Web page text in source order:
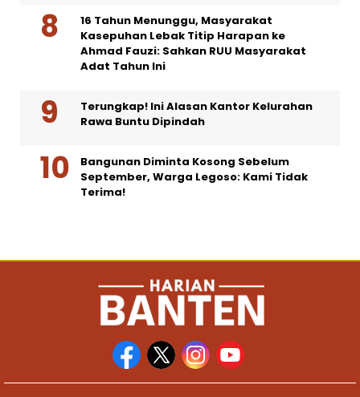
16 Tahun Menunggu, Masyarakat
Kasepuhan Lebak Titip Harapan ke
Ahmad Fauzi: Sahkan RUU Masyarakat
Adat Tahun Ini
Terungkap! Ini Alasan Kantor Kelurahan
Rawa Buntu Dipindah
Bangunan Diminta Kosong Sebelum
September, Warga Legoso: Kami Tidak
Terima!